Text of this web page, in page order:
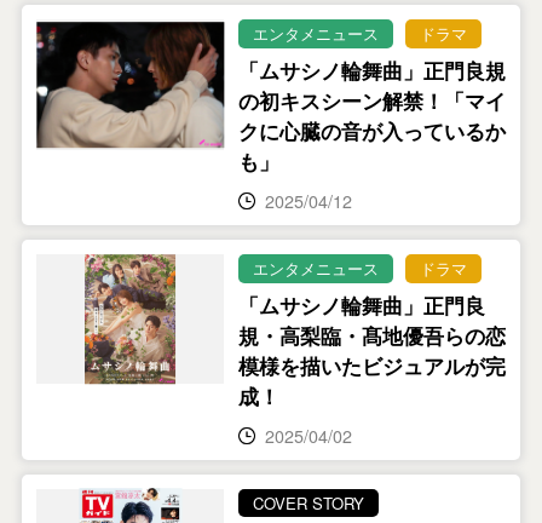
エンタメニュース ドラマ
「ムサシノ輪舞曲」正門良規
の初キスシーン解禁！「マイ
クに心臓の音が入っているか
も」
2025/04/12
エンタメニュース ドラマ
「ムサシノ輪舞曲」正門良
規・高梨臨・髙地優吾らの恋
模様を描いたビジュアルが完
成！
2025/04/02
COVER STORY